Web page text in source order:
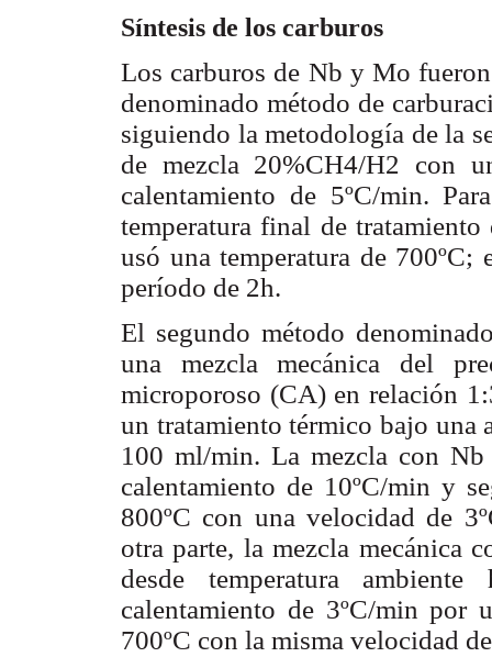
Síntesis de los carburos
Los carburos de Nb y Mo
denominado método de
siguiendo la metodología de la
de mezcla 20%CH4/H2 con
calentamiento de 5ºC/min.
temperatura final de
usó una temperatura de 700ºC;
período de 2h.
El segundo método
una mezcla mecánica del
microporoso (CA) en relación
un tratamiento térmico bajo una
100 ml/min. La mezcla con
calentamiento de 10ºC/min y
800ºC con una velocidad de
otra parte, la mezcla mecánica
desde temperatura
calentamiento de 3ºC/min por
700ºC con la misma velocidad